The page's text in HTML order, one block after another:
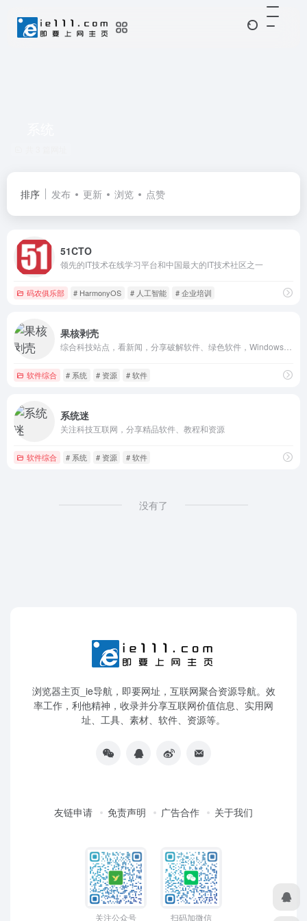
排序 发布 更新 浏览 点赞
51CTO
领先的IT技术在线学习平台和中国最大的IT技术社区之一
码农俱乐部 # HarmonyOS # 人工智能 # 企业培训
果核剥壳
软件综合 # 系统 # 资源 # 软件
系统迷
关注科技互联网，分享精品软件、教程和资源
软件综合 # 系统 # 资源 # 软件
没有了
浏览器主页_ie导航，即要网址，互联网聚合资源导航。效
率工作，利他精神，收录并分享互联网价值信息、实用网
址、工具、素材、软件、资源等。
友链申请 免责声明 广告合作 关于我们
关注公众号 扫码加微信